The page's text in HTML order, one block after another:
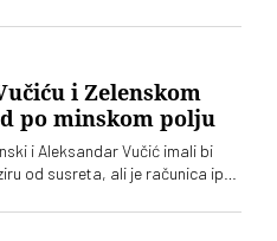
i Zelenskom
po minskom polju
i Aleksandar Vučić imali bi
od susreta, ali je računica ipak
i dronovi